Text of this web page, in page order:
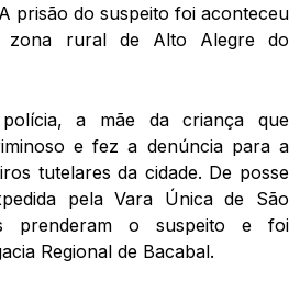
prisão do suspeito foi aconteceu
zona rural de Alto Alegre do
a mãe da criança que
e fez a denúncia para a
tutelares da cidade. De posse
pela Vara Única de São
prenderam o suspeito e foi
Regional de Bacabal.